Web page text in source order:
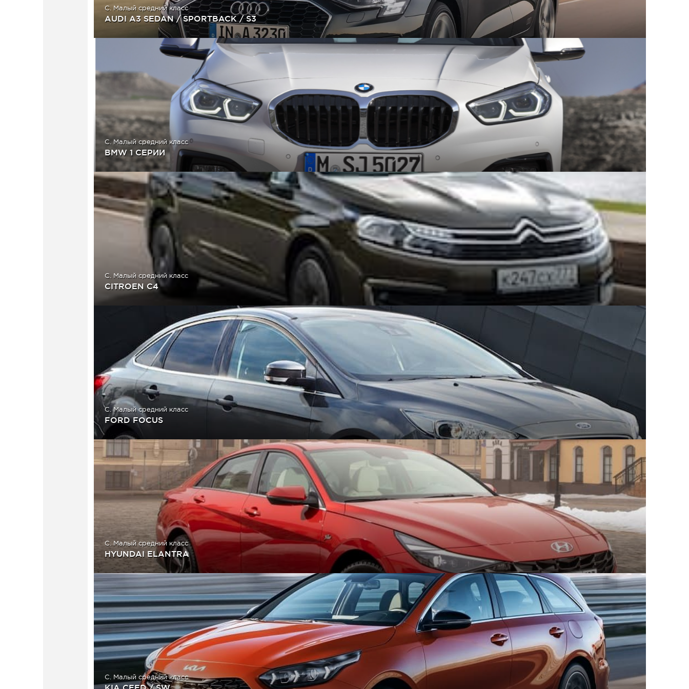
C. Малый средний класс
AUDI A3 SEDAN / SPORTBACK / S3
C. Малый средний класс
BMW 1 СЕРИИ
C. Малый средний класс
CITROEN C4
C. Малый средний класс
FORD FOCUS
C. Малый средний класс
HYUNDAI ELANTRA
C. Малый средний класс